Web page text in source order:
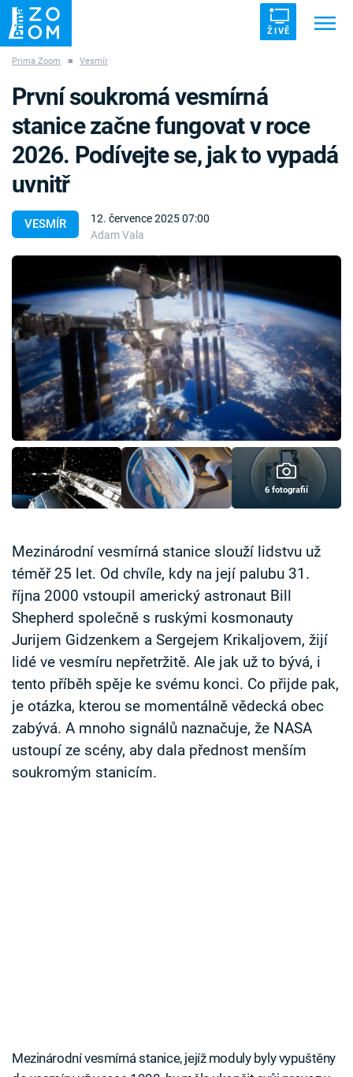
ŽIVĚ
ZÁHADY VETŘELCI DÁVNOVĚKU
Témata
Témata
Pořady
TV Program
Časopis
Sledujte prima+
Přihlášení
Prima Zoom ■ Vesmír
VESMÍR
12. července 2025 07:00
Adam Vala
První soukromá vesmírná
stanice začne fungovat v roce
2026. Podívejte se, jak to vypadá
uvnitř
6 fotografií
Mezinárodní vesmírná stanice slouží lidstvu už
téměř 25 let. Od chvíle, kdy na její palubu 31.
října 2000 vstoupil americký astronaut Bill
Shepherd společně s ruskými kosmonauty
Jurijem Gidzenkem a Sergejem Krikaljovem, žijí
lidé ve vesmíru nepřetržitě. Ale jak už to bývá, i
tento příběh spěje ke svému konci. Co přijde pak,
je otázka, kterou se momentálně vědecká obec
zabývá. A mnoho signálů naznačuje, že NASA
ustoupí ze scény, aby dala přednost menším
soukromým stanicím.
Mezinárodní vesmírná stanice, jejíž moduly byly vypuštěny